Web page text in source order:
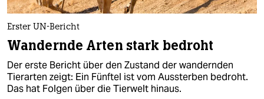
Erster UN-Bericht
Wandernde Arten stark bedroht
Der erste Bericht über den Zustand der wandernden
Tierarten zeigt: Ein Fünftel ist vom Aussterben bedroht.
Das hat Folgen über die Tierwelt hinaus.